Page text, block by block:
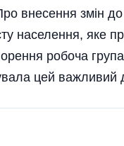
внесення змін
населення, яке
робоча
цей